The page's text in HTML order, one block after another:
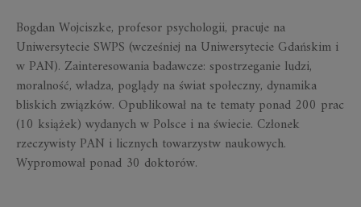
Bogdan Wojciszke, profesor psychologii, pracuje na
Uniwersytecie SWPS (wcześniej na Uniwersytecie Gdańskim i
w PAN). Zainteresowania badawcze: spostrzeganie ludzi,
moralność, władza, poglądy na świat społeczny, dynamika
bliskich związków. Opublikował na te tematy ponad 200 prac
(10 książek) wydanych w Polsce i na świecie. Członek
rzeczywisty PAN i licznych towarzystw naukowych.
Wypromował ponad 30 doktorów.